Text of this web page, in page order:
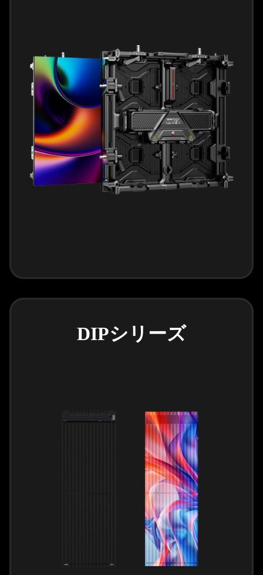
DIPシリーズ